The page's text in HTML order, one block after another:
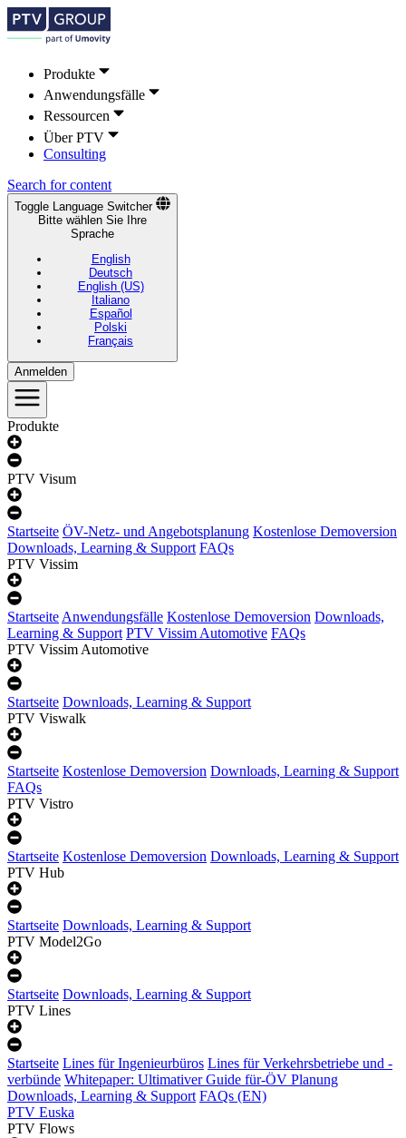
Produkte
Anwendungsfälle
Ressourcen
Über PTV
Consulting
Search for content
Toggle Language Switcher
Bitte wählen Sie Ihre
Sprache
English
Deutsch
English (US)
Italiano
Español
Polski
Français
Anmelden
Produkte
PTV Visum
Startseite ÖV-Netz- und Angebotsplanung Kostenlose Demoversion
Downloads, Learning & Support FAQs
PTV Vissim
StartseiteAnwendungsfälle Kostenlose Demoversion Downloads,
Learning & Support PTV Vissim Automotive FAQs
PTV Vissim Automotive
Startseite Downloads, Learning & Support
PTV Viswalk
Startseite Kostenlose Demoversion Downloads, Learning & Support
FAQs
PTV Vistro
Startseite Kostenlose Demoversion Downloads, Learning & Support
PTV Hub
Startseite Downloads, Learning & Support
PTV Model2Go
Startseite Downloads, Learning & Support
PTV Lines
Startseite Lines für Ingenieurbüros Lines für Verkehrsbetriebe und -
verbünde Whitepaper: Ultimativer Guide für-ÖV Planung
Downloads, Learning & Support FAQs (EN)
PTV Euska
PTV Flows